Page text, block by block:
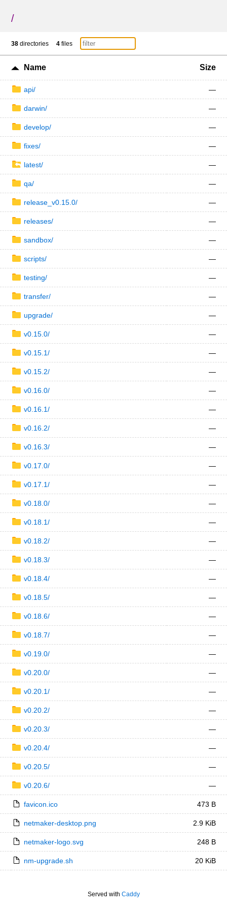
/
38 directories 4 files
Name Size
api/ —
darwin/ —
develop/ —
fixes/ —
latest/ —
qa/ —
release_v0.15.0/ —
releases/ —
sandbox/ —
scripts/ —
testing/ —
transfer/ —
upgrade/ —
v0.15.0/ —
v0.15.1/ —
v0.15.2/ —
v0.16.0/ —
v0.16.1/ —
v0.16.2/ —
v0.16.3/ —
v0.17.0/ —
v0.17.1/ —
v0.18.0/ —
v0.18.1/ —
v0.18.2/ —
v0.18.3/ —
v0.18.4/ —
v0.18.5/ —
v0.18.6/ —
v0.18.7/ —
v0.19.0/ —
v0.20.0/ —
v0.20.1/ —
v0.20.2/ —
v0.20.3/ —
v0.20.4/ —
v0.20.5/ —
v0.20.6/ —
favicon.ico 473 B
netmaker-desktop.png 2.9 KiB
netmaker-logo.svg 248 B
nm-upgrade.sh 20 KiB
Served with Caddy